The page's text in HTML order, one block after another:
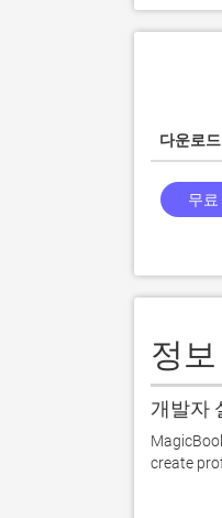
다운로드
무료
정
개발자
create